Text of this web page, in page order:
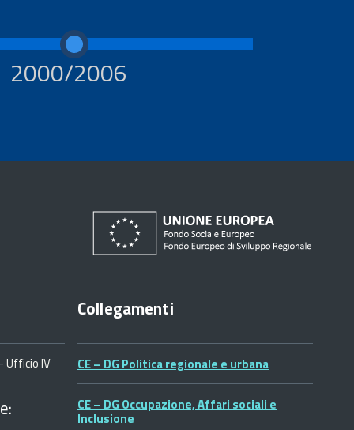
2000/2006
Ufficio IV
Collegamenti
CE – DG Politica regionale e urbana
CE – DG Occupazione, Affari sociali e
Inclusione